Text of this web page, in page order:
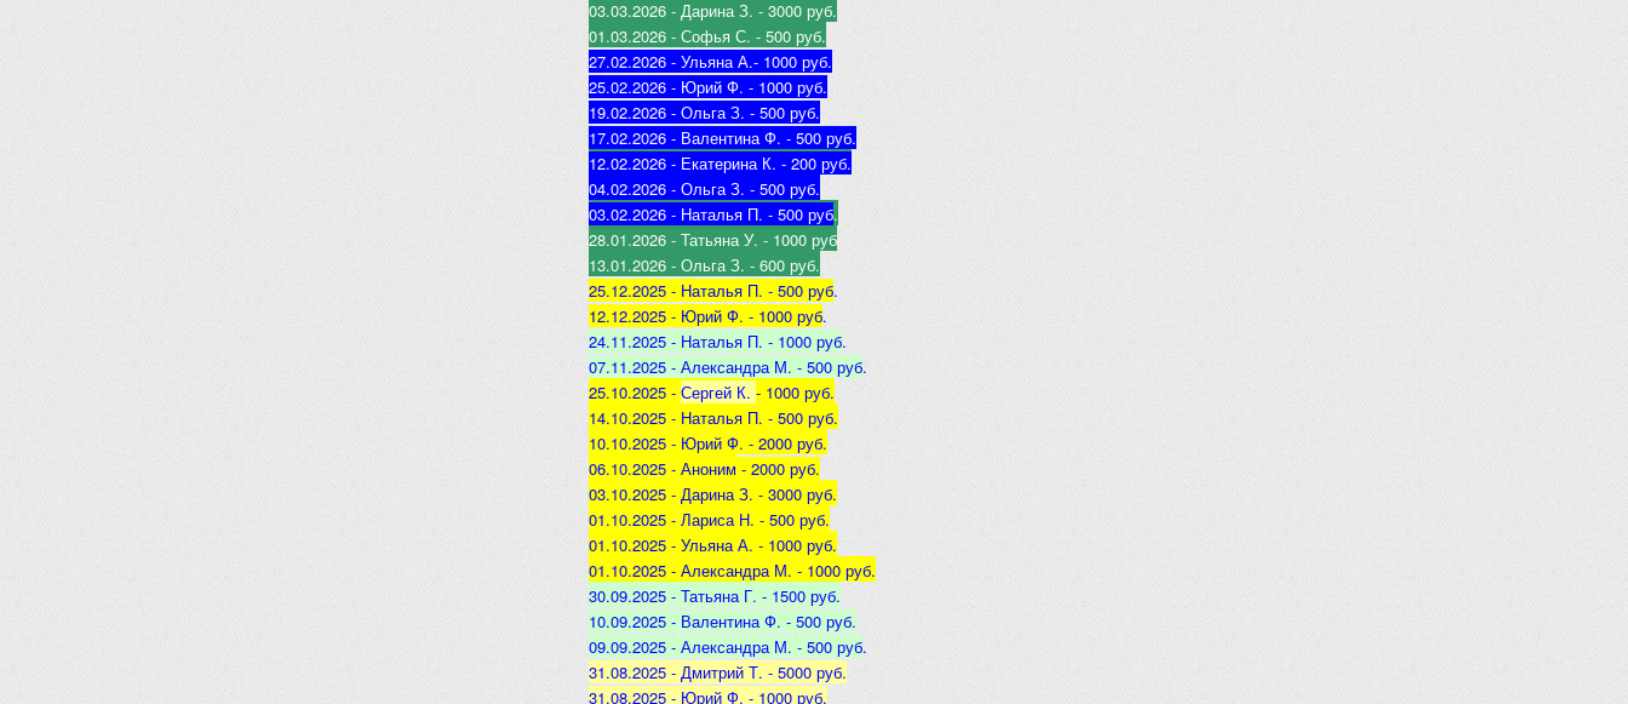
03.03.2026 - Дарина З. - 3000 руб.
01.03.2026 - Софья С. - 500 руб.
27.02.2026 - Ульяна А.- 1000 руб.
25.02.2026 - Юрий Ф. - 1000 руб.
19.02.2026 - Ольга З. - 500 руб.
17.02.2026 - Валентина Ф. - 500 руб.
12.02.2026 - Екатерина К. - 200 руб.
04.02.2026 - Ольга З. - 500 руб.
03.02.2026 - Наталья П. - 500 руб.
28.01.2026 - Татьяна У. - 1000 руб
13.01.2026 - ОльгаЗ. - 600 руб.
25.12.2025 - Наталья П. - 500 руб.
12.12.2025 - Юрий Ф. - 1000 руб.
24.11.2025 - Наталья П. - 1000 руб.
07.11.2025 - Александра М. - 500 руб.
25.10.2025 - Сергей К. - 1000 руб.
14.10.2025 - Наталья П. - 500 руб.
10.10.2025 - Юрий Ф. - 2000 руб.
06.10.2025 - Аноним - 2000 руб.
03.10.2025 - Дарина З. - 3000 руб.
01.10.2025 - Лариса Н. - 500 руб.
01.10.2025 - Ульяна А. - 1000 руб.
01.10.2025 - Александра М. - 1000 руб.
30.09.2025 - Татьяна Г. - 1500 руб.
10.09.2025 - Валентина Ф. - 500 руб.
09.09.2025 - Александра М. - 500 руб.
31.08.2025 - Дмитрий Т. - 5000 руб.
31.08.2025 - Юрий Ф. - 1000 руб.